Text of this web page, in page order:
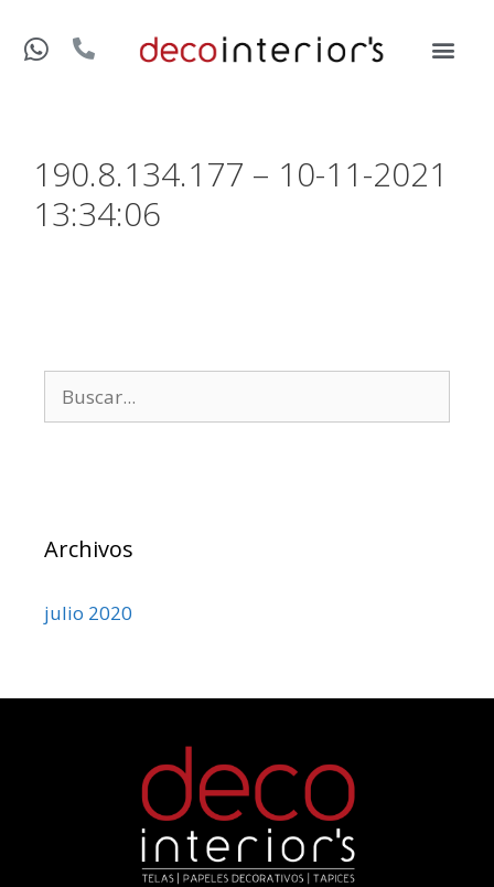
190.8.134.177 – 10-11-2021
13:34:06
Archivos
julio 2020